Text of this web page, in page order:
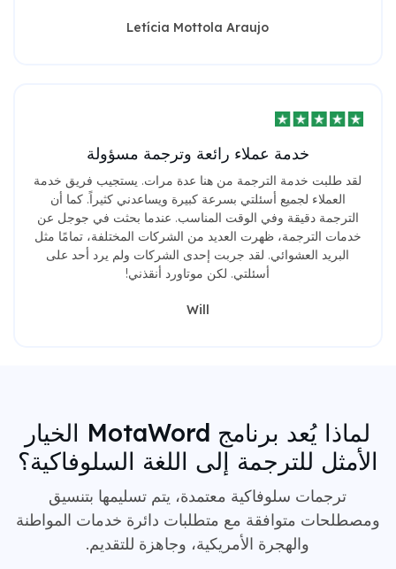
Letícia Mottola Araujo
خدمة عملاء رائعة وترجمة مسؤولة
لقد طلبت خدمة الترجمة من هنا عدة مرات. يستجيب فريق خدمة
العملاء لجميع أسئلتي بسرعة كبيرة ويساعدني كثيراً. كما أن
الترجمة دقيقة وفي الوقت المناسب. عندما بحثت في جوجل عن
خدمات الترجمة، ظهرت العديد من الشركات المختلفة، تمامًا مثل
البريد العشوائي. لقد جربت إحدى الشركات ولم يرد أحد على
أسئلتي. لكن موتاورد أنقذني!
Will
لماذا يُعد برنامج MotaWord الخيار
الأمثل للترجمة إلى اللغة السلوفاكية؟
ترجمات سلوفاكية معتمدة، يتم تسليمها بتنسيق
ومصطلحات متوافقة مع متطلبات دائرة خدمات المواطنة
والهجرة الأمريكية، وجاهزة للتقديم.